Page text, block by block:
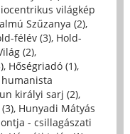
világkép
Szűzanya (2),
félév (3), Hold-
(2),
, Hőségriadó (1),
humanista
királyi sarj (2),
, Hunyadi Mátyás
- csillagászati